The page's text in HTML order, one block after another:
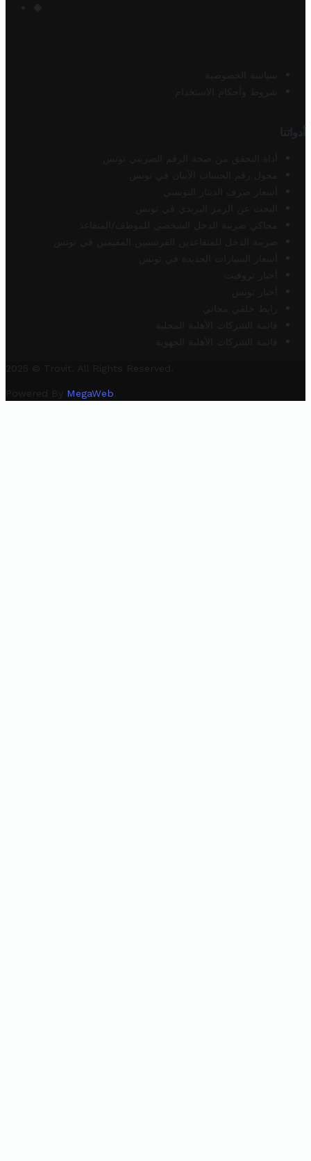
سياسة الخصوصية
شروط وأحكام الاستخدام
أدواتنا
أداة التحقق من صحة الرقم الضريبي تونس
محول رقم الحساب الآيبان في تونس
أسعار صرف الدينار التونسي
البحث عن الرمز البريدي في تونس
محاكي ضريبة الدخل الشخصي للموظف/المتقاعد
ضريبة الدخل للمتقاعدين الفرنسيين المقيمين في تونس
أسعار السيارات الجديدة في تونس
أخبار تروفيت
أخبار تونس
رابط خلفي مجاني
قائمة الشركات الأهلية المحلية
قائمة الشركات الأهلية الجهوية
2025 © Trovit. All Rights Reserved.
Powered By MegaWeb